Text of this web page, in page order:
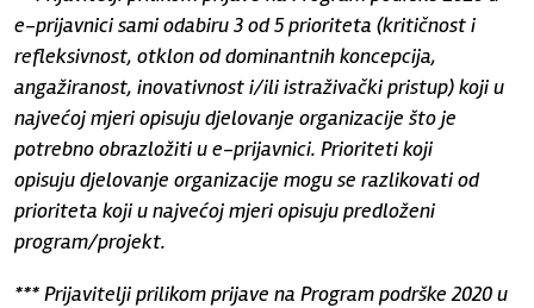
e-prijavnici sami odabiru 3 od 5 prioriteta (kritičnost i
refleksivnost, otklon od dominantnih koncepcija,
angažiranost, inovativnost i/ili istraživački pristup) koji u
najvećoj mjeri opisuju djelovanje organizacije što je
potrebno obrazložiti u e-prijavnici. Prioriteti koji
opisuju djelovanje organizacije mogu se razlikovati od
prioriteta koji u najvećoj mjeri opisuju predloženi
program/projekt.
*** Prijavitelji prilikom prijave na Program podrške 2020 u